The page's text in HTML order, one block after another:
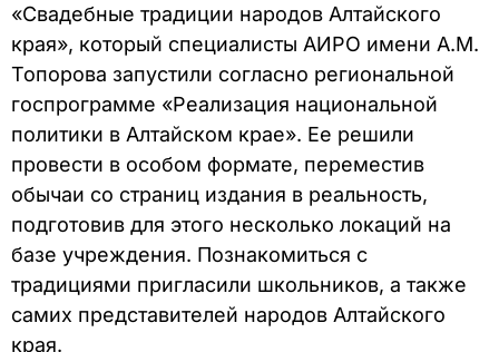
«Свадебные традиции народов Алтайского
края», который специалисты АИРО имени А.М.
Топорова запустили согласно региональной
госпрограмме «Реализация национальной
политики в Алтайском крае». Ее решили
провести в особом формате, переместив
обычаи со страниц издания в реальность,
подготовив для этого несколько локаций на
базе учреждения. Познакомиться с
традициями пригласили школьников, а также
самих представителей народов Алтайского
края.